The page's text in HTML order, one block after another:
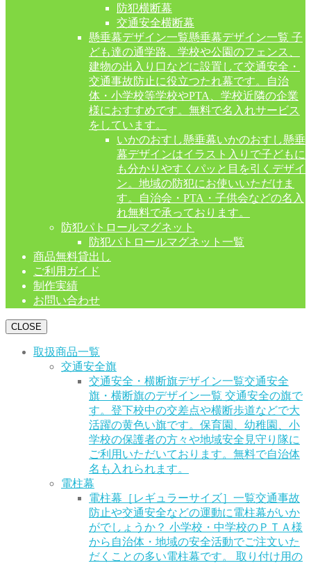
防犯横断幕
交通安全横断幕
懸垂幕デザイン一覧懸垂幕デザイン一覧 子
ども達の通学路、学校や公園のフェンス、
建物の出入り口などに設置して交通安全・
交通事故防止に役立つたれ幕です。自治
体・小学校等学校やPTA、学校近隣の企業
様におすすめです。無料で名入れサービス
をしています。
いかのおすし懸垂幕いかのおすし懸垂
幕デザインはイラスト入りで子どもに
も分かりやすくパッと目を引くデザイ
ン。地域の防犯にお使いいただけま
す。自治会・PTA・子供会などの名入
れ無料で承っております。
防犯パトロールマグネット
防犯パトロールマグネット一覧
商品無料貸出し
ご利用ガイド
制作実績
お問い合わせ
CLOSE
取扱商品一覧
交通安全旗
交通安全・横断旗デザイン一覧交通安全
旗・横断旗のデザイン一覧 交通安全の旗で
す。登下校中の交差点や横断歩道などで大
活躍の黄色い旗です。保育園、幼稚園、小
学校の保護者の方々や地域安全見守り隊に
ご利用いただいております。無料で自治体
名も入れられます。
電柱幕
電柱幕［レギュラーサイズ］一覧交通事故
防止や交通安全などの運動に電柱幕がいか
がでしょうか？ 小学校・中学校のＰＴＡ様
から自治体・地域の安全活動でご注文いた
だくことの多い電柱幕です。 取り付け用の